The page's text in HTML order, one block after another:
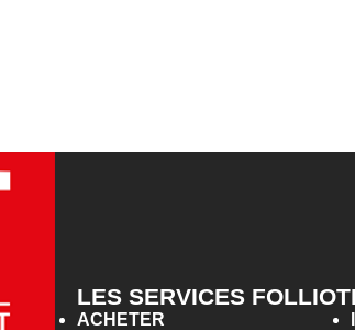
LES SERVICES FOLLIOT
ACHETER